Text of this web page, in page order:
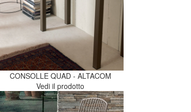
CONSOLLE QUAD - ALTACOM
Vedi il prodotto